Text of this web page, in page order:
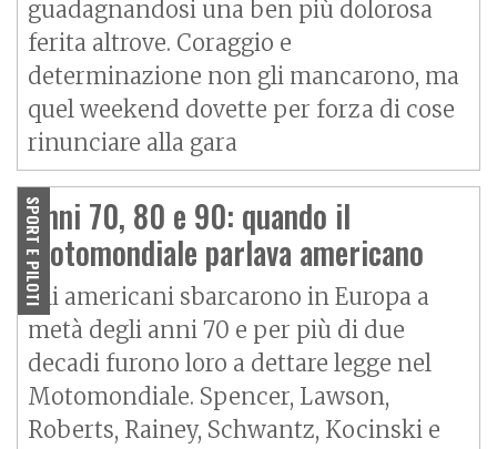
guadagnandosi una ben più dolorosa
ferita altrove. Coraggio e
determinazione non gli mancarono, ma
quel weekend dovette per forza di cose
rinunciare alla gara
SPORT E PILOTI
Anni 70, 80 e 90: quando il
motomondiale parlava americano
Gli americani sbarcarono in Europa a
metà degli anni 70 e per più di due
decadi furono loro a dettare legge nel
Motomondiale. Spencer, Lawson,
Roberts, Rainey, Schwantz, Kocinski e